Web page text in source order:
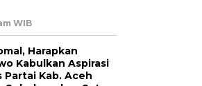
WIB
Harapkan
Kabulkan Aspirasi
Partai Kab. Aceh